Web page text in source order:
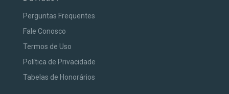
Perguntas Frequentes
Fale Conosco
Termos de Uso
Política de Privacidade
Tabelas de Honorários